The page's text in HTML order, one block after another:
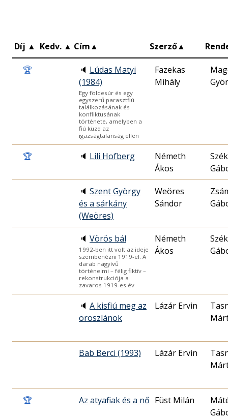
Díj ▲ Kedv. ▲ Cím▲ Szerző▲
🏆 🔈 Lúdas Matyi
(1984)
Egy földesúr és egy
egyszerű parasztfiú
találkozásának és
konfliktusának
története, amelyben a
fiú küzd az
igazságtalanság ellen
Fazekas
Mihály
🏆 🔈 Lili Hofberg
Németh
Ákos
🔈 Szent György
és a sárkány
(Weöres)
Weöres
Sándor
🔈 Vörös bál
1992-ben itt volt az ideje
szembenézni 1919-el. A
darab nagyívű
történelmi – félig fiktív –
rekonstrukciója a
zavaros 1919-es év
Németh
Ákos
🔈 A kisfiú meg az
oroszlánok
Lázár Ervin
Bab Berci (1993) Lázár Ervin
🏆 Az atyafiak és a nő Füst Milán